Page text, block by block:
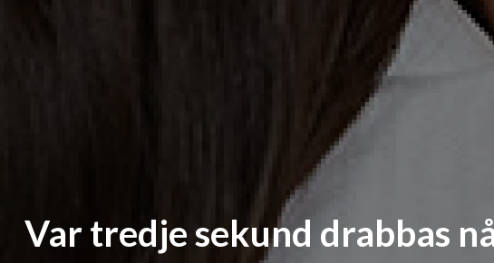
Var tredje sekund drabbas